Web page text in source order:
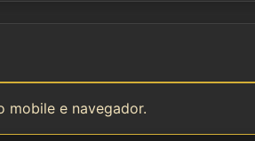
mobile e navegador.